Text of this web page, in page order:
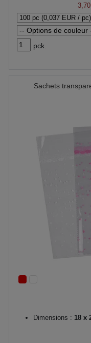
pck.
Sachets
Dimensions : 18 x